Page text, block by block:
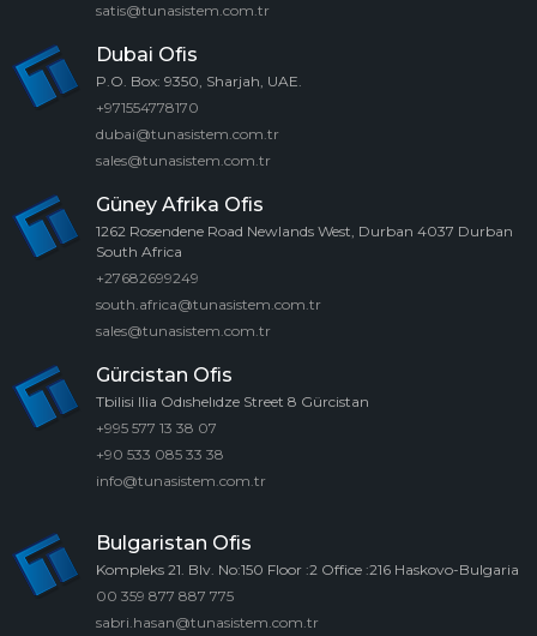
satis@tunasistem.com.tr
Dubai Ofis
P.O. Box: 9350, Sharjah, UAE.
+971554778170
dubai@tunasistem.com.tr
sales@tunasistem.com.tr
Güney Afrika Ofis
1262 Rosendene Road Newlands West, Durban 4037 Durban
South Africa
+27682699249
south.africa@tunasistem.com.tr
sales@tunasistem.com.tr
Gürcistan Ofis
Tbilisi Ilia Odıshelıdze Street 8 Gürcistan
+995 577 13 38 07
+90 533 085 33 38
info@tunasistem.com.tr
Bulgaristan Ofis
Kompleks 21. Blv. No:150 Floor :2 Office :216 Haskovo-Bulgaria
00 359 877 887 775
sabri.hasan@tunasistem.com.tr